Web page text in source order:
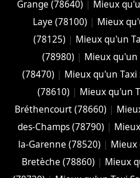
Grange (78640) | Mieux
Laye (78100) | Mieux
(78125) | Mieux qu'un
(78980) | Mieux qu'un
(78470) | Mieux qu'un Taxi
(78610) | Mieux qu'un
Bréthencourt (78660) |
des-Champs (78790) |
la-Garenne (78520) | Mieux
Bretèche (78860) | Mieux